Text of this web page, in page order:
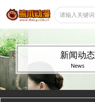
新闻动态
News